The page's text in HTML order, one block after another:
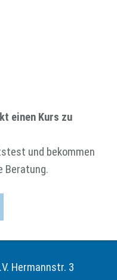
einen Kurs zu
und bekommen
Beratung.
Hermannstr. 3